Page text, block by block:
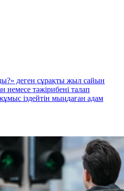
деген сұрақты жыл сайын
немесе тәжірибені талап
іздейтін мыңдаған адам